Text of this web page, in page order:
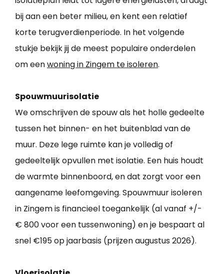
bij aan een beter milieu, en kent een relatief
korte terugverdienperiode. In het volgende
stukje bekijk jij de meest populaire onderdelen
om eenwoning in Zingem te isoleren.
Spouwmuurisolatie
We omschrijven de spouw als het holle gedeelte
tussen het binnen- en het buitenblad van de
muur. Deze lege ruimte kan je volledig of
gedeeltelijk opvullen met isolatie. Een huis houdt
de warmte binnenboord, en dat zorgt voor een
aangename leefomgeving. Spouwmuur isoleren
in Zingem is financieel toegankelijk (al vanaf +/-
€ 800 voor een tussenwoning) en je bespaart al
snel €195 op jaarbasis (prijzen augustus 2026).